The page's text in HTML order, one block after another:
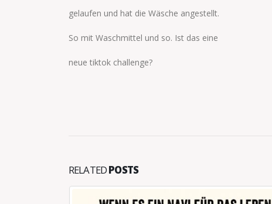
gelaufen und hat die Wäsche angestellt.
So mit Waschmittel und so. Ist das eine
neue tiktok challenge?
RELATEDPOSTS